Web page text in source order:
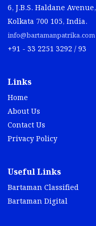
6, J.B.S. Haldane Avenue,
Kolkata 700 105, India.
info@bartamanpatrika.com
+91 - 33 2251 3292 / 93
Links
Home
About Us
Contact Us
Privacy Policy
Useful Links
Bartaman Classified
Bartaman Digital